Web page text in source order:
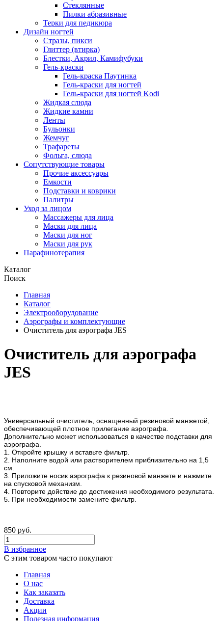
Стеклянные
Пилки абразивные
Терки для педикюра
Дизайн ногтей
Стразы, пикси
Глиттер (втирка)
Блестки, Акрил, Камифубуки
Гель-краски
Гель-краска Паутинка
Гель-краски для ногтей
Гель-краски для ногтей Kodi
Жидкая слюда
Жидкие камни
Ленты
Бульонки
Жемчуг
Трафареты
Фольга, слюда
Сопутствующие товары
Прочие аксессуары
Емкости
Подставки и коврики
Палитры
Уход за лицом
Массажеры для лица
Маски для лица
Маски для ног
Маски для рук
Парафино­терапия
Каталог
Поиск
Главная
Каталог
Электро­оборудование
Аэрографы и комплектующие
Очиститель для аэрографа JES
Очиститель для аэрографа
JES
Универсальный очиститель, оснащенный резиновой манжетой,
обеспечивающей плотное прилегание аэрографа.
Дополнительно может использоваться в качестве подставки для
аэрографа.
1. Откройте крышку и вставьте фильтр.
2. Наполните водой или растворителем приблизительно на 1,5
см.
3. Приложите носик аэрографа к резиновой манжете и нажмите
на спусковой механизм.
4. Повторите дойствие до достижения необходимого результата.
5. При необходимости замените фильтр.
850 руб.
В избранное
С этим товаром часто покупают
Главная
О нас
Как заказать
Доставка
Акции
Полезная информация